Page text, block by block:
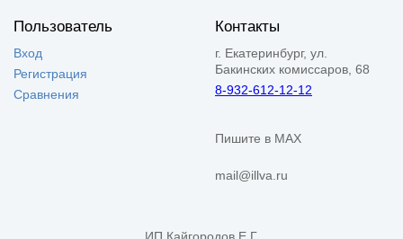
Пользователь
Вход
Регистрация
Сравнения
Контакты
г. Екатеринбург, ул.
Бакинских комиссаров, 68
8-932-612-12-12
Пишите в MAX
mail@illva.ru
ИП Кайгородов Е.Г.